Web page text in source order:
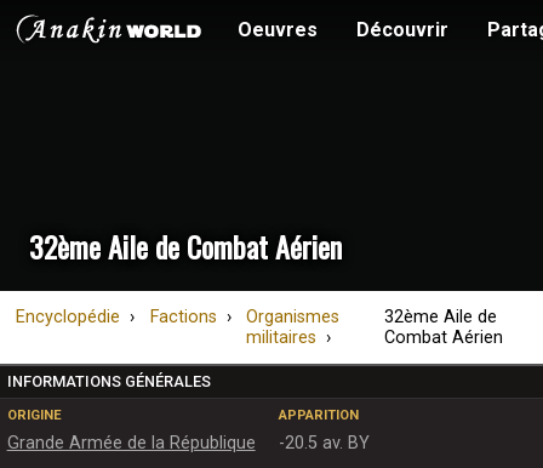
Oeuvres Découvrir
32ème Aile de Combat Aérien
Encyclopédie Factions
Organismes
militaires
32ème Aile de
Combat Aérien
INFORMATIONS GÉNÉRALES
ORIGINE
Grande Armée de la République
APPARITION
-20.5 av. BY